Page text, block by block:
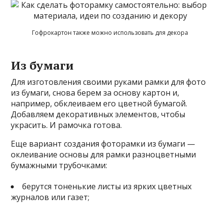
Гофрокартон также можно использовать для декора
Из бумаги
Для изготовления своими руками рамки для фото
из бумаги, снова берем за основу картон и,
например, обклеиваем его цветной бумагой.
Добавляем декоративных элементов, чтобы
украсить. И рамочка готова.
Еще вариант создания фоторамки из бумаги —
оклеивание основы для рамки разноцветными
бумажными трубочками:
берутся тоненькие листы из ярких цветных
журналов или газет;